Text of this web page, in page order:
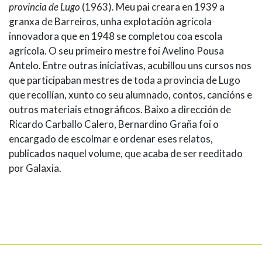
provincia de Lugo (1963). Meu pai creara en 1939 a
granxa de Barreiros, unha explotación agrícola
innovadora que en 1948 se completou coa escola
agrícola. O seu primeiro mestre foi Avelino Pousa
Antelo. Entre outras iniciativas, acubillou uns cursos nos
que participaban mestres de toda a provincia de Lugo
que recollían, xunto co seu alumnado, contos, cancións e
outros materiais etnográficos. Baixo a dirección de
Ricardo Carballo Calero, Bernardino Graña foi o
encargado de escolmar e ordenar eses relatos,
publicados naquel volume, que acaba de ser reeditado
por Galaxia.